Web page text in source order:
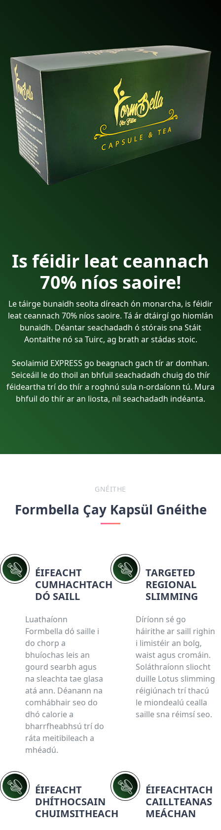
Is féidir leat ceannach
70% níos saoire!
Le táirge bunaidh seolta díreach ón monarcha, is féidir
leat ceannach 70% níos saoire. Tá ár dtáirgí go hiomlán
bunaidh. Déantar seachadadh ó stórais sna Stáit
Aontaithe nó sa Tuirc, ag brath ar stádas stoic.
Seolaimid EXPRESS go beagnach gach tír ar domhan.
Seiceáil le do thoil an bhfuil seachadadh chuig do thír
féideartha trí do thír a roghnú sula n-ordaíonn tú. Mura
bhfuil do thír ar an liosta, níl seachadadh indéanta.
GNÉITHE
Formbella Çay Kapsül Gnéithe
ÉIFEACHT
CUMHACHTACH
DÓ SAILL
Luathaíonn
Formbella dó saille i
do chorp a
bhuíochas leis an
gourd searbh agus
na sleachta tae glasa
atá ann. Déanann na
comhábhair seo do
dhó calorie a
bharrfheabhsú trí do
ráta meitibileach a
mhéadú.
TARGETED
REGIONAL
SLIMMING
Díríonn sé go
háirithe ar saill righin
i limistéir an bolg,
waist agus cromáin.
Soláthraíonn sliocht
duille Lotus slimming
réigiúnach trí thacú
le miondealú cealla
saille sna réimsí seo.
ÉIFEACHT
DHÍTHOCSAIN
CHUIMSITHEACH
ÉIFEACHTACH
CAILLTEANAS
MEÁCHAN